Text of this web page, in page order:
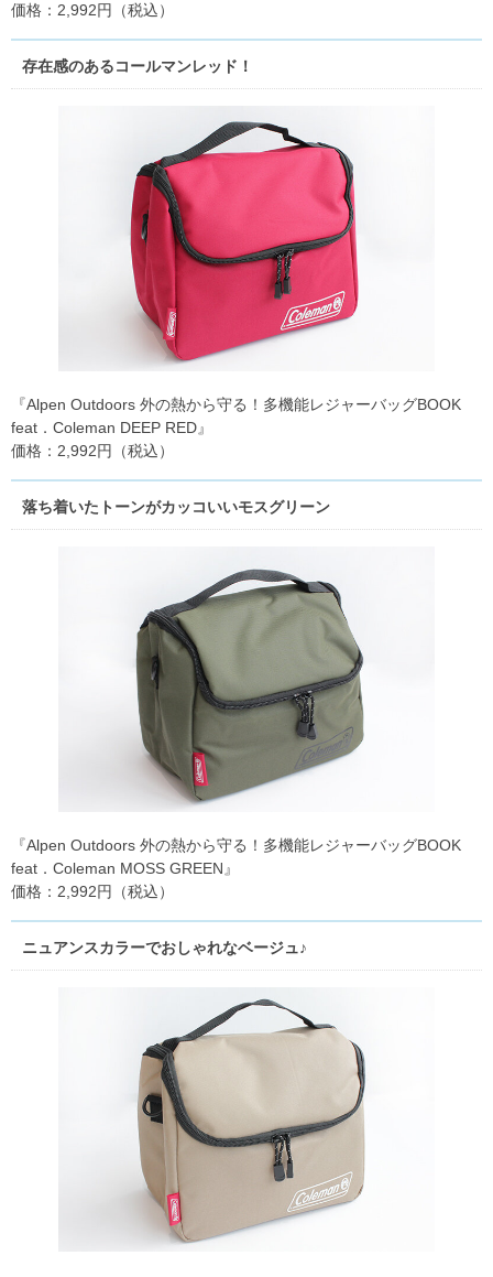
価格：2,992円（税込）
存在感のあるコールマンレッド！
『Alpen Outdoors 外の熱から守る！多機能レジャーバッグBOOK
feat．Coleman DEEP RED』
価格：2,992円（税込）
落ち着いたトーンがカッコいいモスグリーン
『Alpen Outdoors 外の熱から守る！多機能レジャーバッグBOOK
feat．Coleman MOSS GREEN』
価格：2,992円（税込）
ニュアンスカラーでおしゃれなベージュ♪